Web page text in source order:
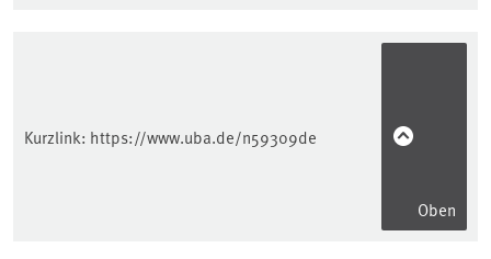
Kurzlink: https://www.uba.de/n59309de
Oben